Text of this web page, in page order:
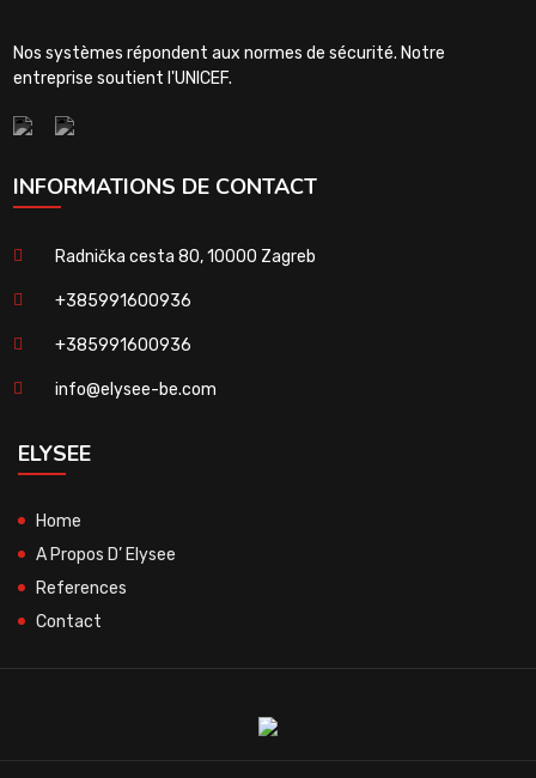
Nos systèmes répondent aux normes de sécurité. Notre
entreprise soutient l'UNICEF.
INFORMATIONS DE CONTACT
Radnička cesta 80, 10000 Zagreb
+385991600936
+385991600936
info@elysee-be.com
ELYSEE
Home
A Propos D’ Elysee
References
Contact